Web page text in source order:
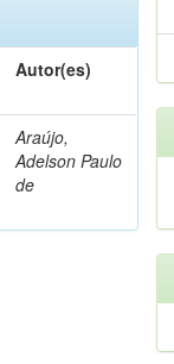
Autor(es)
Araújo,
Adelson Paulo
de